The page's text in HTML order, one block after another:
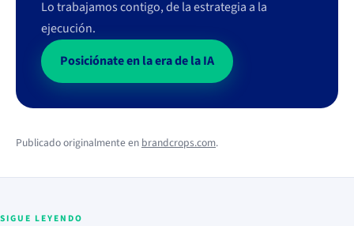
Lo trabajamos contigo, de la estrategia a la
ejecución.
Posiciónate en la era de la IA
Publicado originalmente en brandcrops.com.
SIGUE LEYENDO